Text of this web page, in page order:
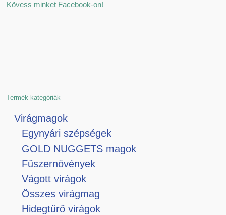
Kövess minket Facebook-on!
Termék kategóriák
Virágmagok
Egynyári szépségek
GOLD NUGGETS magok
Fűszernövények
Vágott virágok
Összes virágmag
Hidegtűrő virágok